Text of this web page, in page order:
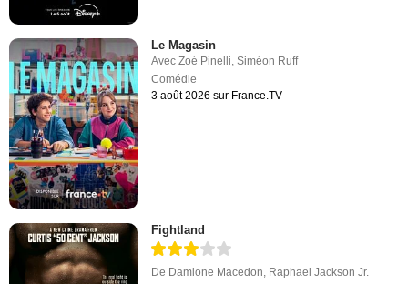
Le Magasin
AvecZoé Pinelli,Siméon Ruff
Comédie
3 août 2026 sur France.TV
Fightland
De Damione Macedon, Raphael Jackson Jr.